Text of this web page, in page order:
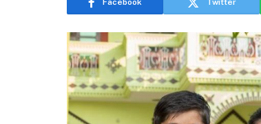
Facebook Twitter